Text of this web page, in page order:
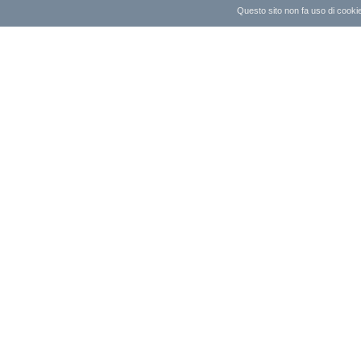
Questo sito non fa uso di